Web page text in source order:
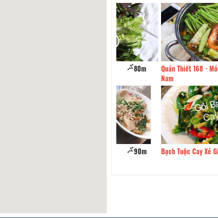
Quán Thiết 168 - Món Ăn Việt
Bạch Tuộc Cay Xé Gió